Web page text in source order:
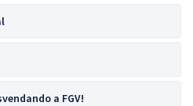
a FGV!